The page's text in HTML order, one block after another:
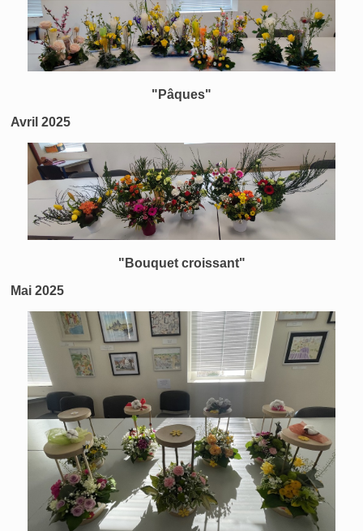
"Pâques"
Avril 2025
"Bouquet croissant"
Mai 2025